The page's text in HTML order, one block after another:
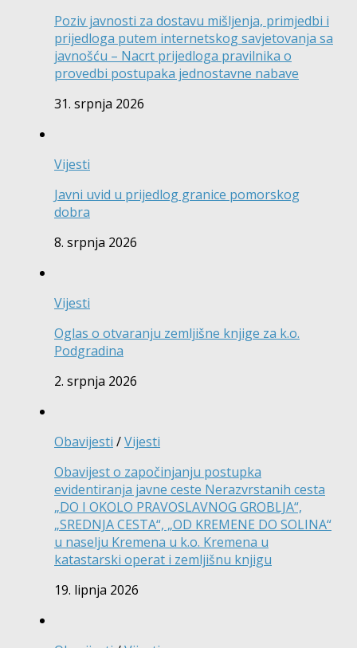
Poziv javnosti za dostavu mišljenja, primjedbi i
prijedloga putem internetskog savjetovanja sa
javnošću – Nacrt prijedloga pravilnika o
provedbi postupaka jednostavne nabave
31. srpnja 2026
Vijesti
Javni uvid u prijedlog granice pomorskog
dobra
8. srpnja 2026
Vijesti
Oglas o otvaranju zemljišne knjige za k.o.
Podgradina
2. srpnja 2026
Obavijesti /Vijesti
Obavijest o započinjanju postupka
evidentiranja javne ceste Nerazvrstanih cesta
„DO I OKOLO PRAVOSLAVNOG GROBLJA“,
„SREDNJA CESTA“, „OD KREMENE DO SOLINA“
u naselju Kremena u k.o. Kremena u
katastarski operat i zemljišnu knjigu
19. lipnja 2026